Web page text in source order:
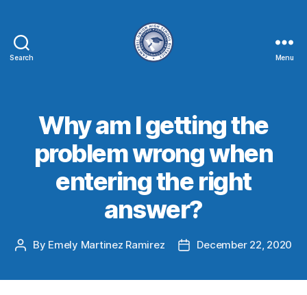
Search Menu
Why am I getting the
problem wrong when
entering the right
answer?
By Emely Martinez Ramirez December 22, 2020